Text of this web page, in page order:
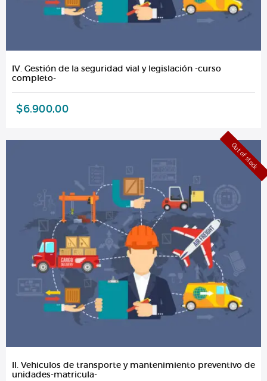
IV. Gestión de la seguridad vial y legislación -curso
completo-
$6.900,00
Out of stock
II. Vehiculos de transporte y mantenimiento preventivo de
unidades-matricula-